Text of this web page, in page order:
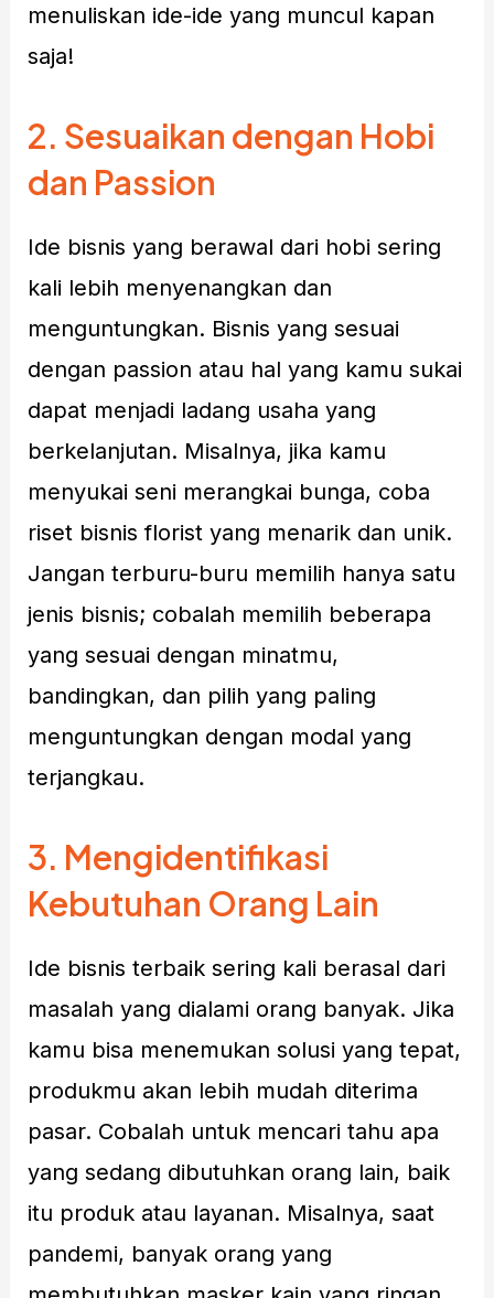
menuliskan ide-ide yang muncul kapan
saja!
2. Sesuaikan dengan Hobi
dan Passion
Ide bisnis yang berawal dari hobi sering
kali lebih menyenangkan dan
menguntungkan. Bisnis yang sesuai
dengan passion atau hal yang kamu sukai
dapat menjadi ladang usaha yang
berkelanjutan. Misalnya, jika kamu
menyukai seni merangkai bunga, coba
riset bisnis florist yang menarik dan unik.
Jangan terburu-buru memilih hanya satu
jenis bisnis; cobalah memilih beberapa
yang sesuai dengan minatmu,
bandingkan, dan pilih yang paling
menguntungkan dengan modal yang
terjangkau.
3. Mengidentifikasi
Kebutuhan Orang Lain
Ide bisnis terbaik sering kali berasal dari
masalah yang dialami orang banyak. Jika
kamu bisa menemukan solusi yang tepat,
produkmu akan lebih mudah diterima
pasar. Cobalah untuk mencari tahu apa
yang sedang dibutuhkan orang lain, baik
itu produk atau layanan. Misalnya, saat
pandemi, banyak orang yang